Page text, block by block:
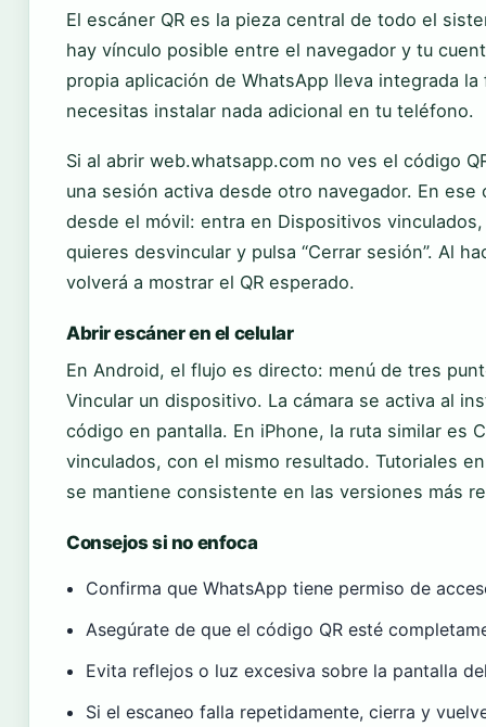
El escáner QR es la pieza central de todo el
hay vínculo posible entre el navegador y tu
propia aplicación de WhatsApp lleva integrada
necesitas instalar nada adicional en tu teléfono.
Si al abrir web.whatsapp.com no ves el código
una sesión activa desde otro navegador. En
desde el móvil: entra en Dispositivos
quieres desvincular y pulsa “Cerrar sesión”. Al
volverá a mostrar el QR esperado.
Abrir escáner en el celular
En Android, el flujo es directo: menú de tres
Vincular un dispositivo. La cámara se activa al
código en pantalla. En iPhone, la ruta similar es
vinculados, con el mismo resultado. Tutoriales
se mantiene consistente en las versiones más
Consejos si no enfoca
Confirma que WhatsApp tiene permiso de
Asegúrate de que el código QR esté
Evita reflejos o luz excesiva sobre la pantalla
Si el escaneo falla repetidamente, cierra y